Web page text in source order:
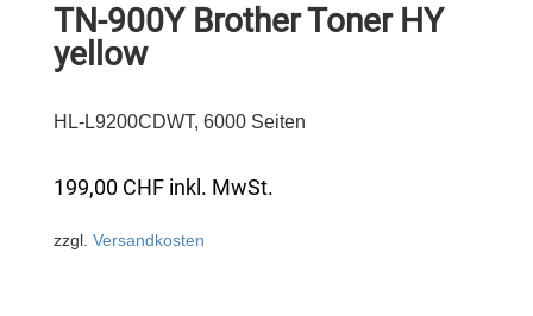
TN-900Y Brother Toner HY
yellow
HL-L9200CDWT, 6000 Seiten
199,00 CHF inkl. MwSt.
zzgl. Versandkosten